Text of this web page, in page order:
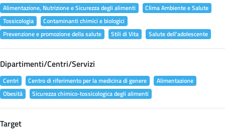
Alimentazione, Nutrizione e Sicurezza degli alimenti
Clima Ambiente e Salute
Tossicologia
Contaminanti chimici e biologici
Prevenzione e promozione della salute
Stili di Vita Salute dell'adolescente
Dipartimenti/Centri/Servizi
Centri Centro di riferimento per la medicina di genere
Alimentazione
Obesità
Sicurezza chimico-tossicologica degli alimenti
Target